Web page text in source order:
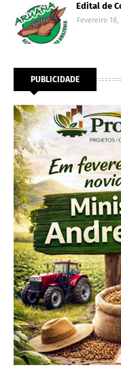
Edital de
Fevereiro 18,
PUBLICIDADE